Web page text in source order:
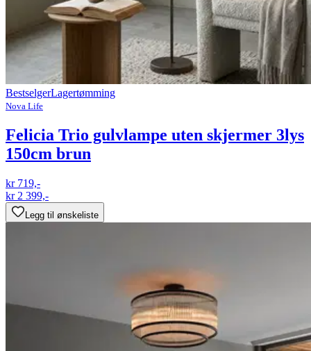
BestselgerLagertømming
Nova Life
Felicia Trio gulvlampe uten skjermer 3lys
150cm brun
kr 719,-
kr 2 399,-
Legg til ønskeliste